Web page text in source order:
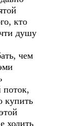
кто
душу
чем
поток,
купить
ходить